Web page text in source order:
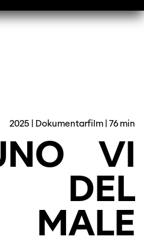
2025 | Dokumentarfilm | 76 min
VI
DEL
MALE